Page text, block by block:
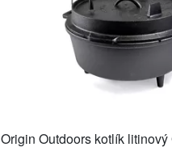
Origin Outdoors kotlík